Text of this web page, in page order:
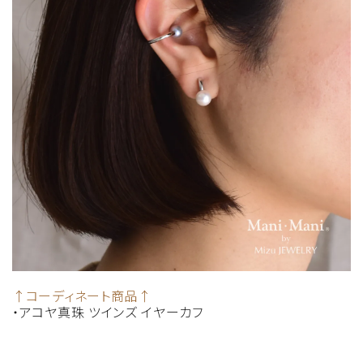
↑コーディネート商品↑
・アコヤ真珠 ツインズ イヤーカフ